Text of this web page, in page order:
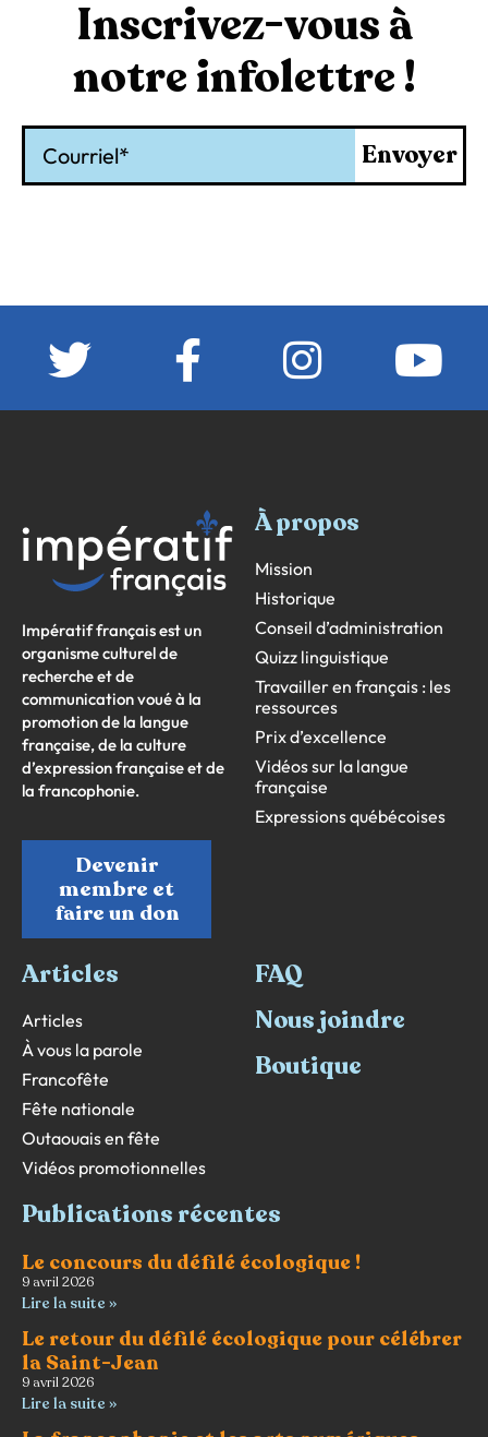
Inscrivez-vous à
notre infolettre !
Envoyer
Impératif français est un
organisme culturel de
recherche et de
communication voué à la
promotion de la langue
française, de la culture
d’expression française et de
la francophonie.
Devenir
membre et
faire un don
À propos
Mission
Historique
Conseil d’administration
Quizz linguistique
Travailler en français : les
ressources
Prix d’excellence
Vidéos sur la langue
française
Expressions québécoises
Articles
Articles
À vous la parole
Francofête
Fête nationale
Outaouais en fête
Vidéos promotionnelles
FAQ
Nous joindre
Boutique
Publications récentes
Le concours du défilé écologique !
9 avril 2026
Lire la suite »
Le retour du défilé écologique pour célébrer
la Saint-Jean
9 avril 2026
Lire la suite »